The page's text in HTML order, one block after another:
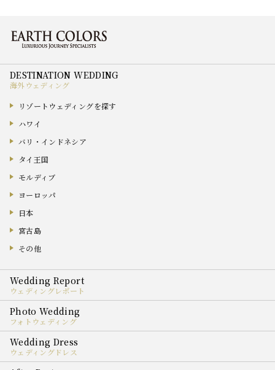
海外ウェディング
リゾートウェディングを探す
ハワイ
バリ・インドネシア
タイ王国
モルディブ
ヨーロッパ
日本
宮古島
その他
ウェディングレポート
フォトウェディング
ウェディングドレス